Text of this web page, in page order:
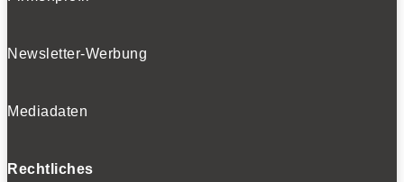
Newsletter-Werbung
Mediadaten
Rechtliches